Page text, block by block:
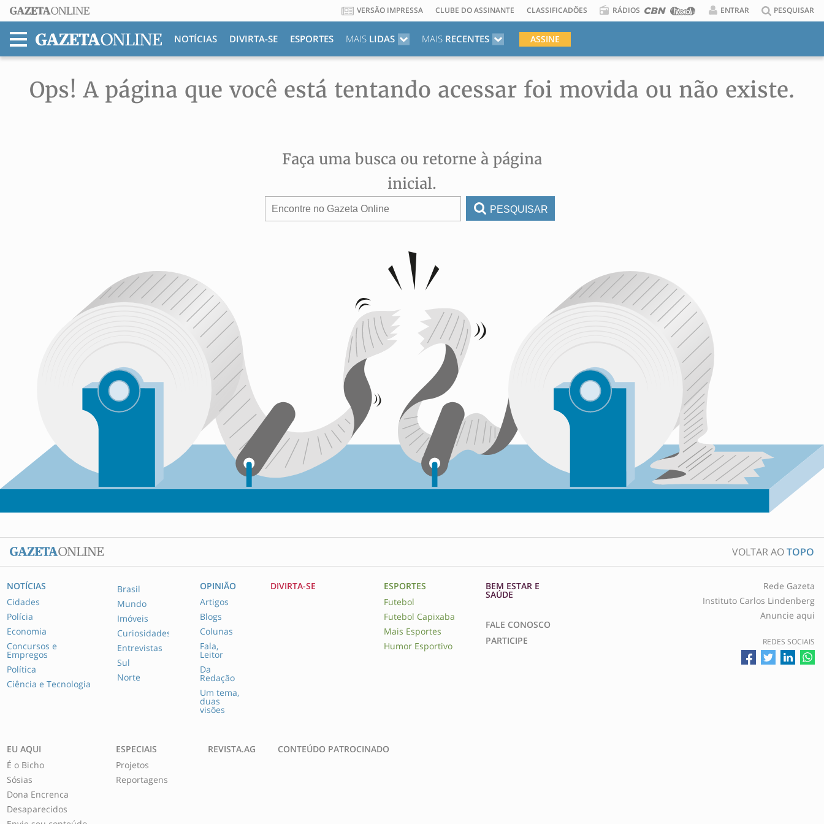
VERSÃO IMPRESSA CLUBE DO ASSINANTE CLASSIFICADÕES RÁDIOS ENTRAR PESQUISAR
MENU
NOTÍCIAS DIVIRTA-SE ESPORTES MAISLIDAS MAISRECENTES ASSINE
Ops! A página que você está tentando acessar foi movida ou não existe.
Faça uma busca ou retorne à página
inicial.
PESQUISAR
VOLTAR AOTOPO
NOTÍCIAS
Cidades
Polícia
Economia
Concursos e
Empregos
Política
Ciência e Tecnologia
Brasil
Mundo
Imóveis
Curiosidades
Entrevistas
Sul
Norte
OPINIÃO
Artigos
Blogs
Colunas
Fala,
Leitor
Da
Redação
Um tema,
duas
visões
DIVIRTA-SE
ESPORTES
Futebol
Futebol Capixaba
Mais Esportes
Humor Esportivo
BEM ESTAR E
SAÚDE
FALE CONOSCO
PARTICIPE
Rede Gazeta
Instituto Carlos Lindenberg
Anuncie aqui
REDES SOCIAIS
EU AQUI
É o Bicho
Sósias
Dona Encrenca
Desaparecidos
ESPECIAIS
Projetos
Reportagens
REVISTA.AG CONTEÚDO PATROCINADO